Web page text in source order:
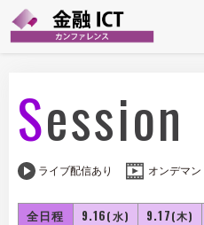
Session
全日程 9.16(水) 9.17(木)
ライブ配信あり オンデマン